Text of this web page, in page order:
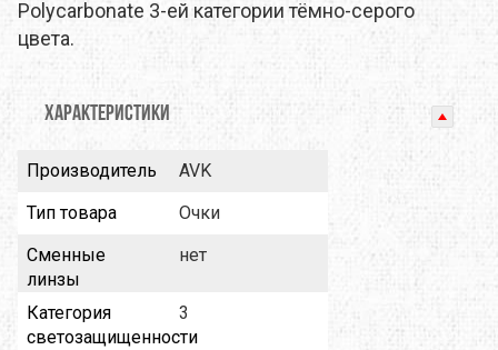
Polycarbonate 3-ей категории тёмно-серого
цвета.
ХАРАКТЕРИСТИКИ
Производитель
AVK
Тип товара
Очки
Сменные
линзы
нет
Категория
светозащищенности
3